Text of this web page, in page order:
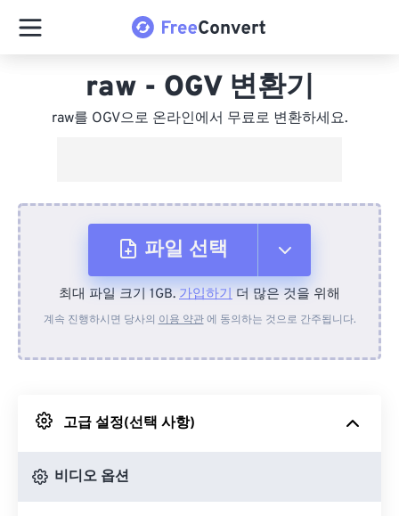
raw - OGV 변환기
raw를 OGV으로 온라인에서 무료로 변환하세요.
파일 선택
장치에서
Google 드라이브에서
최대 파일 크기 1GB. 가입하기 더 많은 것을 위해
계속 진행하시면 당사의 이용 약관에 동의하는 것으로 간주됩니다.
고급 설정(선택 사항)
비디오 옵션